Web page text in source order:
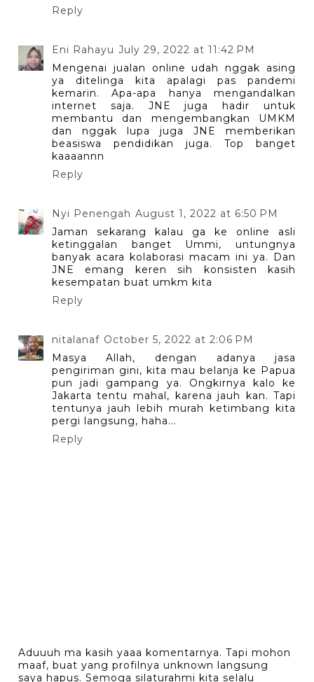
Reply
Eni Rahayu July 29, 2022 at 11:42 PM
Mengenai jualan online udah nggak asing
ya ditelinga kita apalagi pas pandemi
kemarin. Apa-apa hanya mengandalkan
internet saja. JNE juga hadir untuk
membantu dan mengembangkan UMKM
dan nggak lupa juga JNE memberikan
beasiswa pendidikan juga. Top banget
kaaaannn
Reply
Nyi Penengah August 1, 2022 at 6:50 PM
Jaman sekarang kalau ga ke online asli
ketinggalan banget Ummi, untungnya
banyak acara kolaborasi macam ini ya. Dan
JNE emang keren sih konsisten kasih
kesempatan buat umkm kita
Reply
nitalanaf October 5, 2022 at 2:06 PM
Masya Allah, dengan adanya jasa
pengiriman gini, kita mau belanja ke Papua
pun jadi gampang ya. Ongkirnya kalo ke
Jakarta tentu mahal, karena jauh kan. Tapi
tentunya jauh lebih murah ketimbang kita
pergi langsung, haha...
Reply
Aduuuh ma kasih yaaa komentarnya. Tapi mohon
maaf, buat yang profilnya unknown langsung
saya hapus. Semoga silaturahmi kita selalu